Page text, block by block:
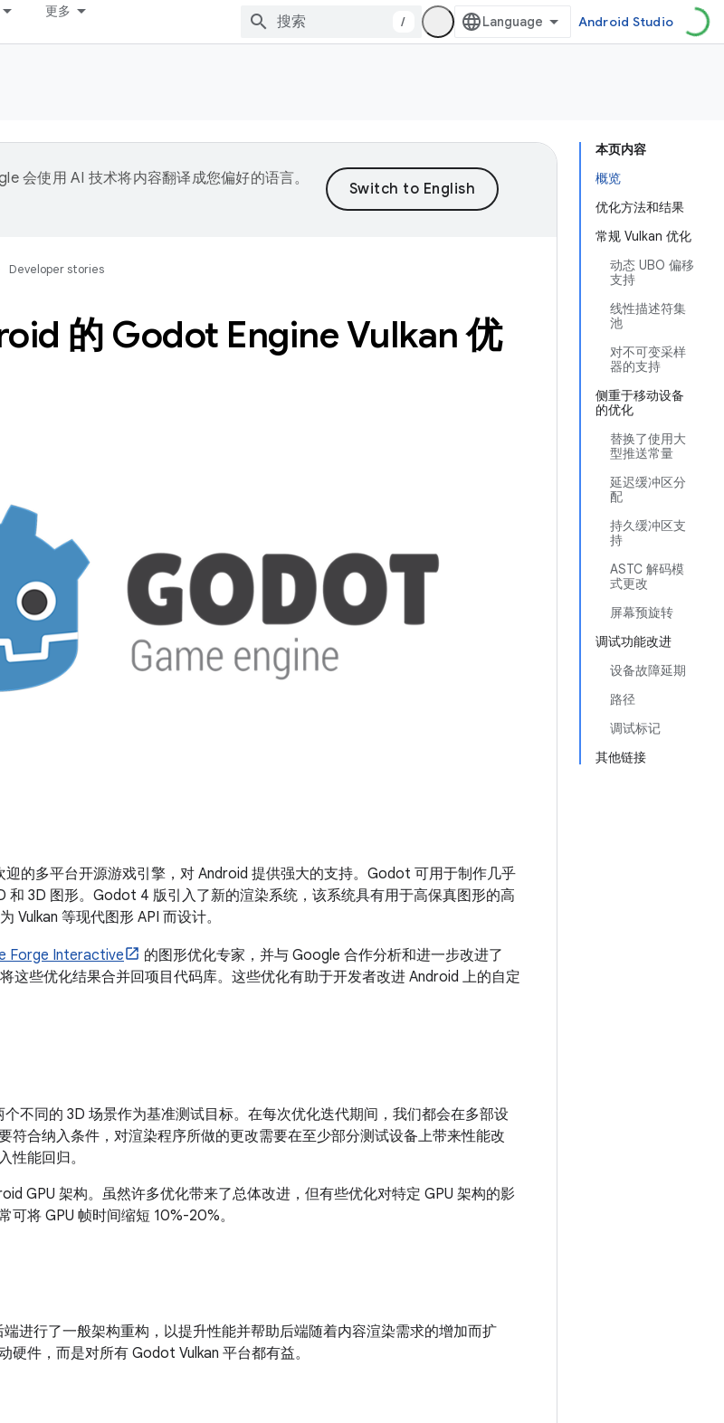
更多
/ Android Studio
本页内容
概览
优化方法和结果
常规 Vulkan 优化
动态 UBO 偏移
支持
线性描述符集
池
对不可变采样
器的支持
侧重于移动设备
的优化
替换了使用大
型推送常量
延迟缓冲区分
配
持久缓冲区支
持
ASTC 解码模
式更改
屏幕预旋转
调试功能改进
设备故障延期
路径
调试标记
其他链接
会使用 AI 技术将内容翻译成您偏好的语言。
Developer stories
的 Godot Engine Vulkan 优
迎的多平台开源游戏引擎，对 Android 提供强大的支持。Godot 可用于制作几乎
和 3D 图形。Godot 4 版引入了新的渲染系统，该系统具有用于高保真图形的高
Vulkan 等现代图形 API 而设计。
Forge Interactive
的图形优化专家，并与 Google 合作分析和进一步改进了
这些优化结果合并回项目代码库。这些优化有助于开发者改进 Android 上的自定
不同的 3D 场景作为基准测试目标。在每次优化迭代期间，我们都会在多部设
符合纳入条件，对渲染程序所做的更改需要在至少部分测试设备上带来性能改
性能回归。
GPU 架构。虽然许多优化带来了总体改进，但有些优化对特定 GPU 架构的影
可将 GPU 帧时间缩短 10%-20%。
进行了一般架构重构，以提升性能并帮助后端随着内容渲染需求的增加而扩
硬件，而是对所有 Godot Vulkan 平台都有益。